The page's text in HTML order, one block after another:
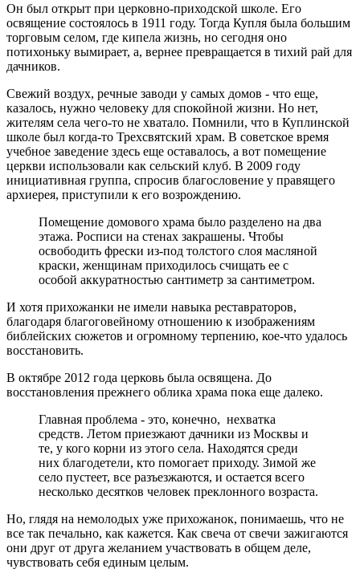
Он был открыт при церковно-приходской школе. Его
освящение состоялось в 1911 году. Тогда Купля была большим
торговым селом, где кипела жизнь, но сегодня оно
потихоньку вымирает, а, вернее превращается в тихий рай для
дачников.
Свежий воздух, речные заводи у самых домов - что еще,
казалось, нужно человеку для спокойной жизни. Но нет,
жителям села чего-то не хватало. Помнили, что в Куплинской
школе был когда-то Трехсвятский храм. В советское время
учебное заведение здесь еще оставалось, а вот помещение
церкви использовали как сельский клуб. В 2009 году
инициативная группа, спросив благословение у правящего
архиерея, приступили к его возрождению.
Помещение домового храма было разделено на два
этажа. Росписи на стенах закрашены. Чтобы
освободить фрески из-под толстого слоя масляной
краски, женщинам приходилось счищать ее с
особой аккуратностью сантиметр за сантиметром.
И хотя прихожанки не имели навыка реставраторов,
благодаря благоговейному отношению к изображениям
библейских сюжетов и огромному терпению, кое-что удалось
восстановить.
В октябре 2012 года церковь была освящена. До
восстановления прежнего облика храма пока еще далеко.
Главная проблема - это, конечно, нехватка
средств. Летом приезжают дачники из Москвы и
те, у кого корни из этого села. Находятся среди
них благодетели, кто помогает приходу. Зимой же
село пустеет, все разъезжаются, и остается всего
несколько десятков человек преклонного возраста.
Но, глядя на немолодых уже прихожанок, понимаешь, что не
все так печально, как кажется. Как свеча от свечи зажигаются
они друг от друга желанием участвовать в общем деле,
чувствовать себя единым целым.